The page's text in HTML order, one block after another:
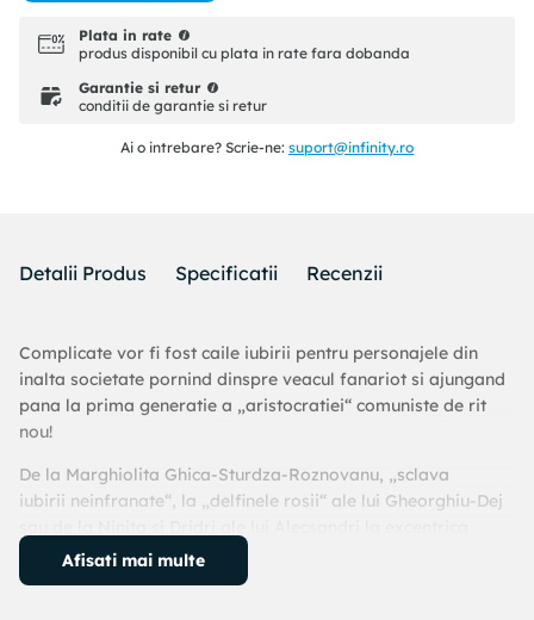
Plata in rate
produs disponibil cu plata in rate fara dobanda
Garantie si retur
conditii de garantie si retur
Ai o intrebare? Scrie-ne: suport@infinity.ro
Detalii Produs Specificatii Recenzii
Complicate vor fi fost caile iubirii pentru personajele din
inalta societate pornind dinspre veacul fanariot si ajungand
pana la prima generatie a „aristocratiei“ comuniste de rit
nou!
De la Marghiolita Ghica-Sturdza-Roznovanu, „sclava
iubirii neinfranate“, la „delfinele rosii“ ale lui Gheorghiu-Dej
printesa Adela Kogalniceanu ori de la Iancu Racovita la
psihiatrul Alexandru Obregia si de la Odobescu sau Titu
Afisati mai multe